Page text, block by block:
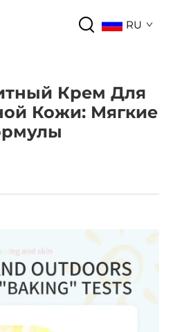
RU
Крем Для
Кожи: Мягкие